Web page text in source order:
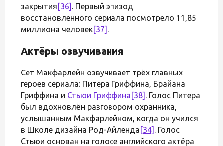
закрытия [36] . Первый эпизод
восстановленного сериала посмотрело 11,85
миллиона человек[37] .
Актёры озвучивания
Сет Макфарлейн озвучивает трёх главных
героев сериала: Питера Гриффина, Брайана
Гриффина и Стьюи Гриффина [38] . Голос Питера
был вдохновлён разговором охранника,
услышанным Макфарлейном, когда он учился
в Школе дизайна Род-Айленда [34] . Голос
Стьюи основан на голосе английского актёра